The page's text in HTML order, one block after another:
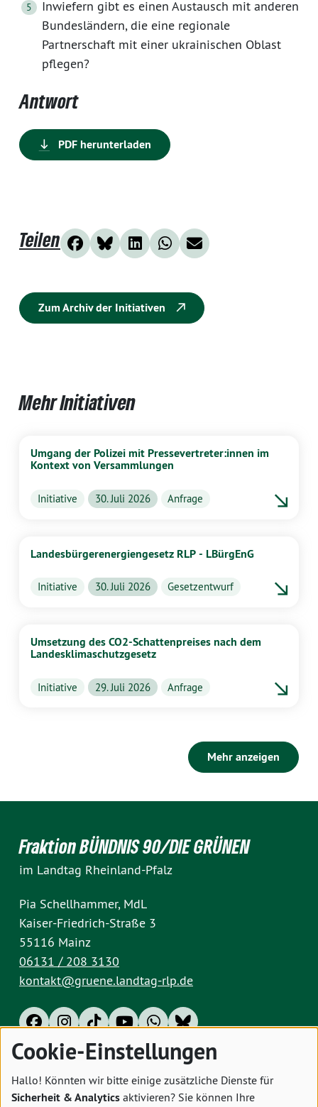
Inwiefern gibt es einen Austausch mit anderen
Bundesländern, die eine regionale
Partnerschaft mit einer ukrainischen Oblast
pflegen?
Antwort
PDF herunterladen
Teilen
Zum Archiv der Initiativen
Mehr Initiativen
Umgang der Polizei mit Pressevertreter:innen im
Kontext von Versammlungen
Initiative 30. Juli 2026 Anfrage
Landesbürgerenergiengesetz RLP - LBürgEnG
Initiative 30. Juli 2026 Gesetzentwurf
Umsetzung des CO2-Schattenpreises nach dem
Landesklimaschutzgesetz
Initiative 29. Juli 2026 Anfrage
Mehr anzeigen
Fraktion BÜNDNIS 90/DIE GRÜNEN
im Landtag Rheinland-Pfalz
Pia Schellhammer, MdL
Kaiser-Friedrich-Straße 3
55116 Mainz
06131 / 208 3130
kontakt@gruene.landtag-rlp.de
Impressum Datenschutz Cookies
Cookie-Einstellungen
Hallo! Könnten wir bitte einige zusätzliche Dienste für
Sicherheit & Analytics aktivieren? Sie können Ihre